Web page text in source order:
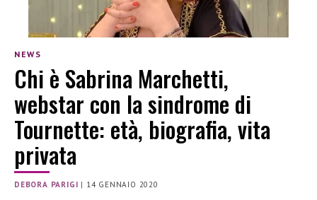
NEWS
Chi è Sabrina Marchetti,
webstar con la sindrome di
Tournette: età, biografia, vita
privata
DEBORA PARIGI | 14 GENNAIO 2020